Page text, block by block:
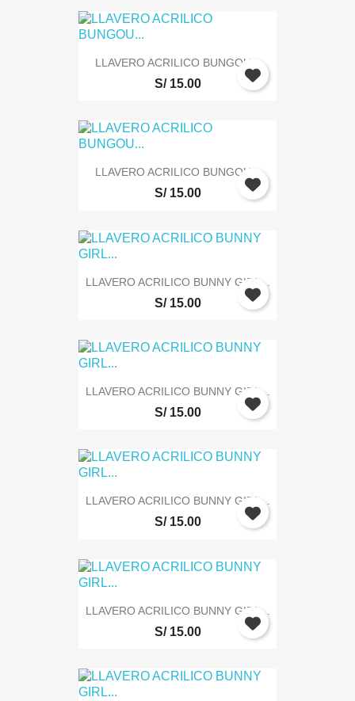
LLAVERO ACRILICO BUNGOU...
S/ 15.00
LLAVERO ACRILICO BUNGOU...
S/ 15.00
LLAVERO ACRILICO BUNNY GIRL...
S/ 15.00
LLAVERO ACRILICO BUNNY GIRL...
S/ 15.00
LLAVERO ACRILICO BUNNY GIRL...
S/ 15.00
LLAVERO ACRILICO BUNNY GIRL...
S/ 15.00